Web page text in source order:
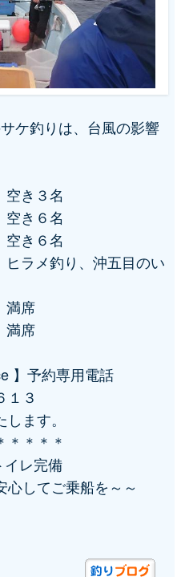
ケ釣りは、台風の影響
き３名
き６名
き６名
ラメ釣り、沖五目のい
満席
満席
】予約専用電話
１３
ます。
＊＊＊＊
レ完備
してご乗船を～～